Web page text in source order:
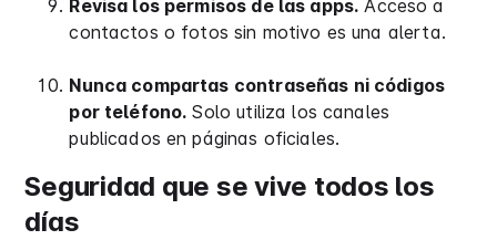
Revisa los permisos de las apps. Acceso a
contactos o fotos sin motivo es una alerta.
Nunca compartas contraseñas ni códigos
por teléfono. Solo utiliza los canales
publicados en páginas oficiales.
Seguridad que se vive todos los
días